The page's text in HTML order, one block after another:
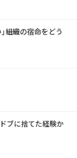
組織の宿命をどう
ブに捨てた経験か